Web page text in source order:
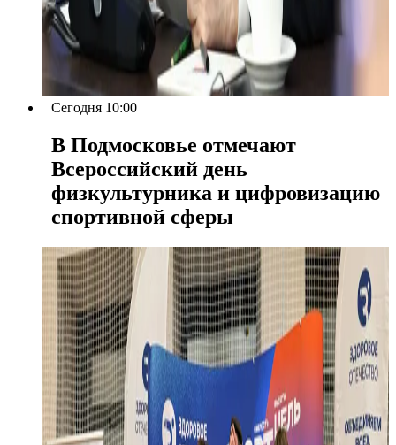
Сегодня 10:00
В Подмосковье отмечают
Всероссийский день
физкультурника и цифровизацию
спортивной сферы